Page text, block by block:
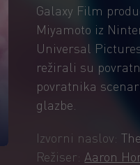
Galaxy Film
Miyamoto iz
Universal
režirali su
povratnika
glazbe.
Izvorni naslov:
Režiser: Aaron